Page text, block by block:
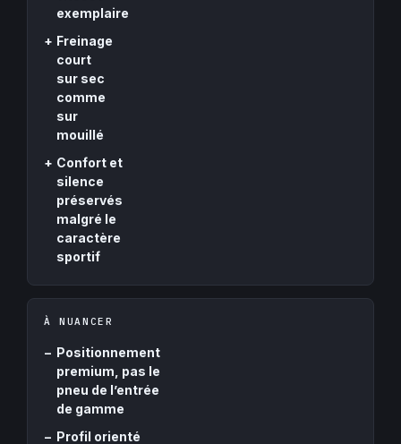
exemplaire
+ Freinage
court
sur sec
comme
sur
mouillé
+ Confort et
silence
préservés
malgré le
caractère
sportif
À NUANCER
− Positionnement
premium, pas le
pneu de l’entrée
de gamme
− Profil orienté